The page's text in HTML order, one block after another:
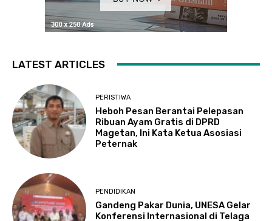
LATEST ARTICLES
PERISTIWA
Heboh Pesan Berantai Pelepasan
Ribuan Ayam Gratis di DPRD
Magetan, Ini Kata Ketua Asosiasi
Peternak
PENDIDIKAN
Gandeng Pakar Dunia, UNESA Gelar
Konferensi Internasional di Telaga